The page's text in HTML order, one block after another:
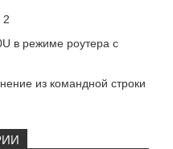
2
в режиме роутера с
из командной строки